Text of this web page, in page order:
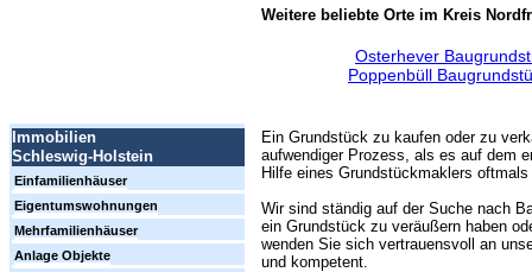
Weitere beliebte Orte im Kreis
Osterhever
Poppenbüll
Ein Grundstück zu kaufen oder zu
aufwendiger Prozess, als es auf dem
Hilfe eines Grundstückmaklers
Wir sind ständig auf der Suche nach
ein Grundstück zu veräußern haben
wenden Sie sich vertrauensvoll an
und kompetent.
Immobilien
Schleswig-Holstein
Einfamilienhäuser
Eigentumswohnungen
Mehrfamilienhäuser
Anlage Objekte